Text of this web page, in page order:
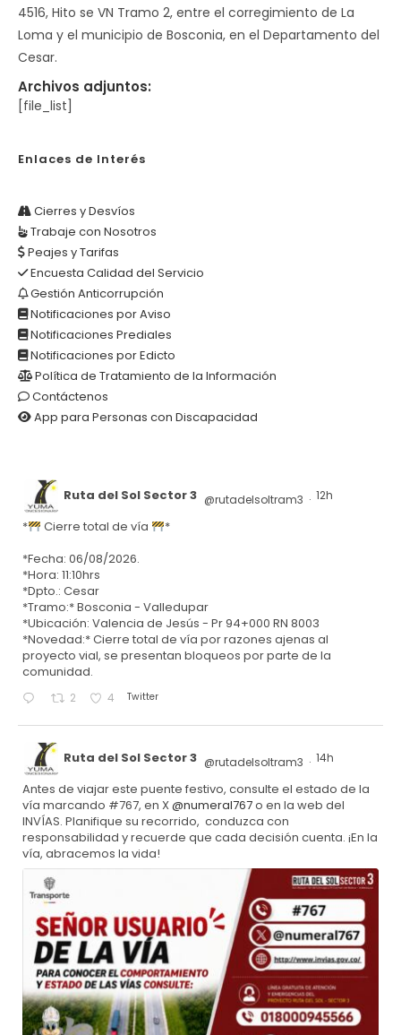
4516, Hito se VN Tramo 2, entre el corregimiento de La
Loma y el municipio de Bosconia, en el Departamento del
Cesar.
Archivos adjuntos:
[file_list]
Enlaces de Interés
Cierres y Desvíos
Trabaje con Nosotros
Peajes y Tarifas
Encuesta Calidad del Servicio
Gestión Anticorrupción
Notificaciones por Aviso
Notificaciones Prediales
Notificaciones por Edicto
Política de Tratamiento de la Información
Contáctenos
App para Personas con Discapacidad
Ruta del Sol Sector 3 @rutadelsoltram3 · 12h
* Cierre total de vía
*
*Fecha: 06/08/2026.
*Hora: 11:10hrs
*Dpto.: Cesar
*Tramo:* Bosconia - Valledupar
*Ubicación: Valencia de Jesús - Pr 94+000 RN 8003
*Novedad:* Cierre total de vía por razones ajenas al
proyecto vial, se presentan bloqueos por parte de la
comunidad.
2 4 Twitter
Ruta del Sol Sector 3 @rutadelsoltram3 · 14h
Antes de viajar este puente festivo, consulte el estado de la
vía marcando #767, en X@numeral767o en la web del
INVÍAS. Planifique su recorrido, conduzca con
responsabilidad y recuerde que cada decisión cuenta. ¡En la
vía, abracemos la vida!